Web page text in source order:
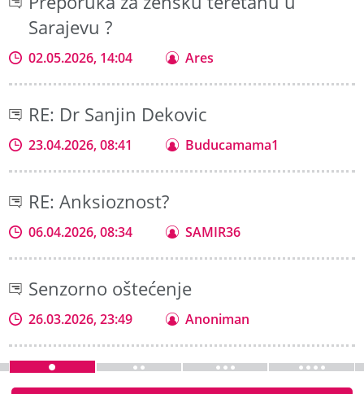
Sarajevu ?
02.05.2026, 14:04 Ares
RE: Dr Sanjin Dekovic
23.04.2026, 08:41 Buducamama1
RE: Anksioznost?
06.04.2026, 08:34 SAMIR36
Senzorno oštećenje
26.03.2026, 23:49 Anoniman